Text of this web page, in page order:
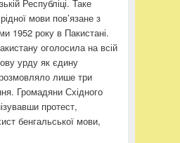
Республіці. Таке
мови пов’язане з
1952 року в Пакистані.
оголосила на всій
урду як єдину
лише три
Громадяни Східного
протест,
бенгальської мови,